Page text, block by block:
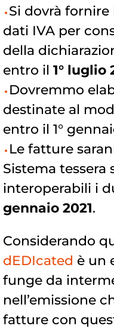
Si dovrà fornire
dati IVA per
della
entro il 1° luglio
Dovremmo
destinate al
entro il 1°
Le fatture
Sistema tessera
interoperabili i
gennaio 2021.
Considerando
dEDIcated è un
funge da
nell’emissione
fatture con